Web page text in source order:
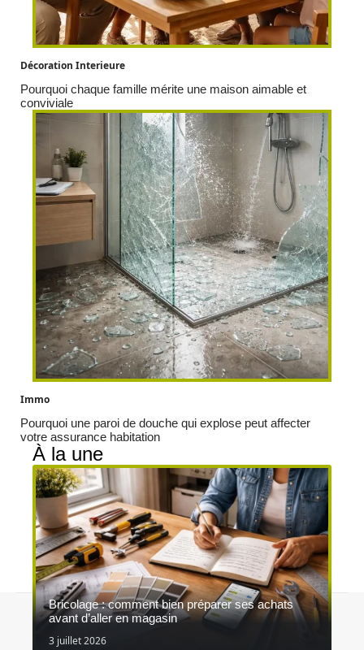
Décoration Interieure
Pourquoi chaque famille mérite une maison aimable et
conviviale
Immo
Pourquoi une paroi de douche qui explose peut affecter
votre assurance habitation
À la une
Bricolage : comment bien préparer ses achats
avant d’aller en magasin
3 juillet 2026
Contact Mentions légales Sitemap